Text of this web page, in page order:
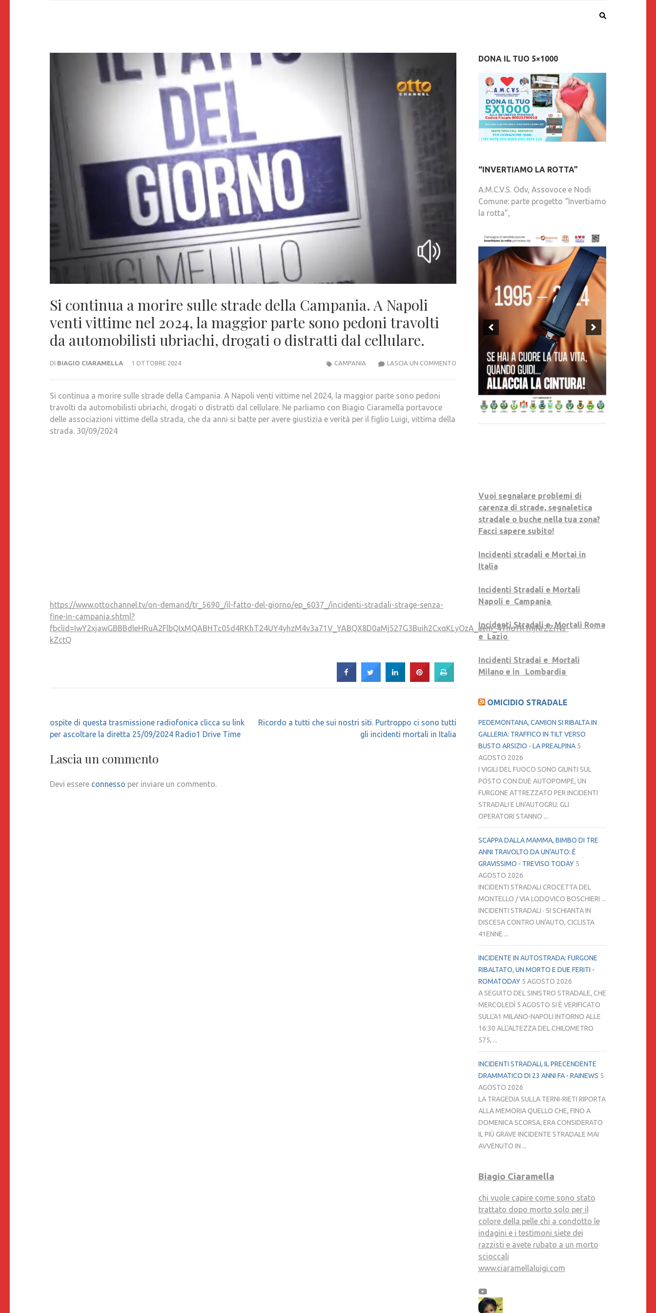
Si continua a morire sulle strade della Campania. A Napoli
venti vittime nel 2024, la maggior parte sono pedoni travolti
da automobilisti ubriachi, drogati o distratti dal cellulare.
DI BIAGIO CIARAMELLA 1 OTTOBRE 2024 LASCIA UN COMMENTOSI
CONTINUA
MORIRE
VITTIME
TRAVOLTI
UBRIACHI,
DROGATI
DISTRATTI
CAMPANIA
Si continua a morire sulle strade della Campania. A Napoli venti vittime nel 2024, la maggior parte sono pedoni
travolti da automobilisti ubriachi, drogati o distratti dal cellulare. Ne parliamo con Biagio Ciaramella portavoce
delle associazioni vittime della strada, che da anni si batte per avere giustizia e verità per il figlio Luigi, vittima della
strada. 30/09/2024
https://www.ottochannel.tv/on-demand/tr_5690_/il-fatto-del-giorno/ep_6037_/incidenti-stradali-strage-senza-
fine-in-campania.shtml?
fbclid=IwY2xjawGBBBdleHRuA2FlbQIxMQABHTc05d4RKhT24UY4yhzM4v3a71V_YABQX8D0aMj527G3Buih2CxqKLyOzA_aem_4Tno7R1njNrZZrNs-
kZctQ
Navigazione
articoli
ospite di questa trasmissione radiofonica clicca su link
per ascoltare la diretta 25/09/2024 Radio1 Drive Time
Ricordo a tutti che sui nostri siti. Purtroppo ci sono tutti
gli incidenti mortali in Italia
Lascia un commento
Devi essere connesso per inviare un commento.
DONA IL TUO 5×1000
“INVERTIAMO LA ROTTA”
A.M.C.V.S. Odv, Assovoce e Nodi
Comune: parte progetto “Invertiamo
la rotta”,
Vuoi segnalare problemi di
carenza di strade, segnaletica
stradale o buche nella tua zona?
Facci sapere subito!
Incidenti stradali e Mortai in
Italia
Incidenti Stradali e Mortali
Napoli e Campania
Incidenti Stradali e Mortali Roma
e Lazio
Incidenti Stradai e Mortali
Milano e in Lombardia
OMICIDIO STRADALE
PEDEMONTANA, CAMION SI RIBALTA IN
GALLERIA: TRAFFICO IN TILT VERSO
BUSTO ARSIZIO - LA PREALPINA 5
AGOSTO 2026
I VIGILI DEL FUOCO SONO GIUNTI SUL
POSTO CON DUE AUTOPOMPE, UN
FURGONE ATTREZZATO PER INCIDENTI
STRADALI E UN'AUTOGRU. GLI
OPERATORI STANNO ...
SCAPPA DALLA MAMMA, BIMBO DI TRE
ANNI TRAVOLTO DA UN'AUTO: È
GRAVISSIMO - TREVISO TODAY 5
AGOSTO 2026
INCIDENTI STRADALI CROCETTA DEL
MONTELLO / VIA LODOVICO BOSCHIERI ...
INCIDENTI STRADALI · SI SCHIANTA IN
DISCESA CONTRO UN'AUTO, CICLISTA
41ENNE ...
INCIDENTE IN AUTOSTRADA: FURGONE
RIBALTATO, UN MORTO E DUE FERITI -
ROMATODAY 5 AGOSTO 2026
A SEGUITO DEL SINISTRO STRADALE, CHE
MERCOLEDÌ 5 AGOSTO SI È VERIFICATO
SULL'A1 MILANO-NAPOLI INTORNO ALLE
16:30 ALL'ALTEZZA DEL CHILOMETRO
575, ...
INCIDENTI STRADALI, IL PRECENDENTE
DRAMMATICO DI 23 ANNI FA - RAINEWS 5
AGOSTO 2026
LA TRAGEDIA SULLA TERNI-RIETI RIPORTA
ALLA MEMORIA QUELLO CHE, FINO A
DOMENICA SCORSA, ERA CONSIDERATO
IL PIÙ GRAVE INCIDENTE STRADALE MAI
AVVENUTO IN ...
Biagio Ciaramella
chi vuole capire come sono stato
trattato dopo morto solo per il
colore della pelle chi a condotto le
indagini e i testimoni siete dei
razzisti e avete rubato a un morto
scioccali
www.ciaramellaluigi.com